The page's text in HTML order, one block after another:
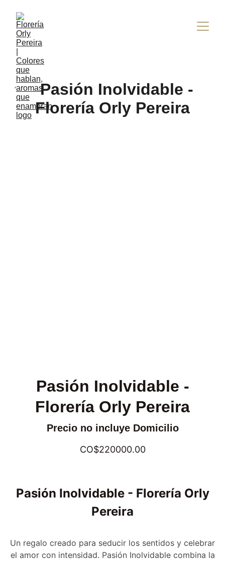
Pasión Inolvidable -
Florería Orly Pereira
Precio no incluye Domicilio
CO$220000.00
Pasión Inolvidable - Florería Orly
Pereira
Un regalo creado para seducir los sentidos y celebrar
el amor con intensidad. Pasión Inolvidable combina la